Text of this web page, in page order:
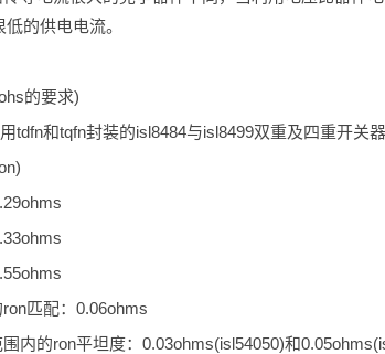
的供电电流。
的要求)
tdfn和tqfn封装的isl8484与isl8499双重及四重开关
匹配：0.06ohms
内的ron平坦度：0.03ohms(isl54050)和